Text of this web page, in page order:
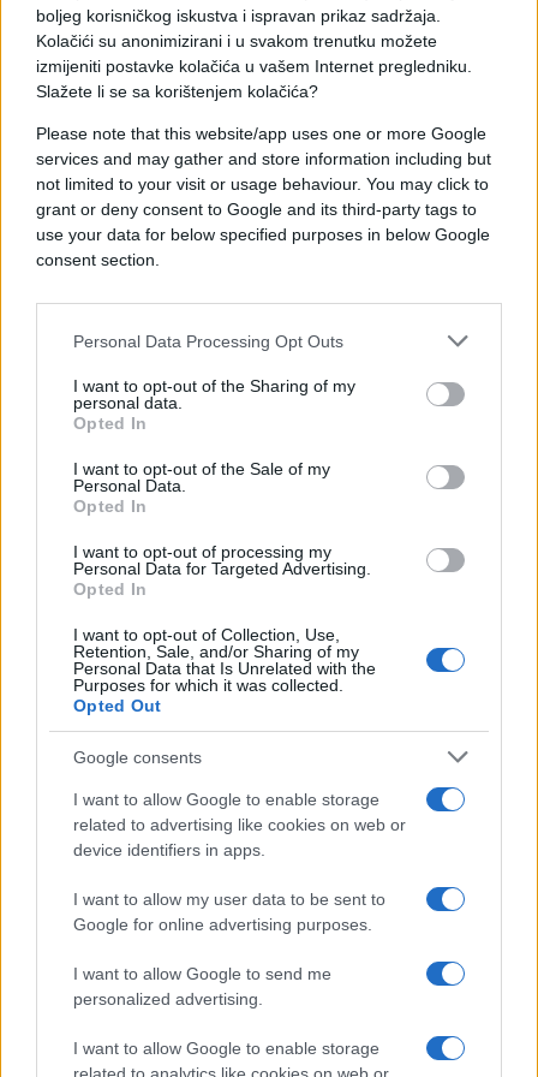
boljeg korisničkog iskustva i ispravan prikaz sadržaja.
Kolačići su anonimizirani i u svakom trenutku možete
izmijeniti postavke kolačića u vašem Internet pregledniku.
Slažete li se sa korištenjem kolačića?
Please note that this website/app uses one or more Google
services and may gather and store information including but
not limited to your visit or usage behaviour. You may click to
grant or deny consent to Google and its third-party tags to
use your data for below specified purposes in below Google
consent section.
Personal Data Processing Opt Outs
I want to opt-out of the Sharing of my
personal data.
Opted In
I want to opt-out of the Sale of my
Personal Data.
Opted In
I want to opt-out of processing my
Personal Data for Targeted Advertising.
Opted In
I want to opt-out of Collection, Use,
Retention, Sale, and/or Sharing of my
Personal Data that Is Unrelated with the
Purposes for which it was collected.
Opted Out
Google consents
I want to allow Google to enable storage
related to advertising like cookies on web or
device identifiers in apps.
I want to allow my user data to be sent to
Google for online advertising purposes.
I want to allow Google to send me
personalized advertising.
I want to allow Google to enable storage
podržavaju".
Pohvale Borjani Krišto i kritike
zbog "Plana rasta"
Za razliku od svojih prethodnika Valentina Inzka i
Christiana Schwarz-Schillinga, Schmidt ističe da
nije smijenio nijednog izabranog zvaničnika, jer
smatra da 30 godina nakon Daytona to nije pravo
Kao pozitivan primjer naveo je predsjedavajuću
Vijeća ministara BiH Borjanu Krišto, koja, kako kaže,
čini sve da osigura sredstva iz evropskog Plana
rasta, dok SNSD te procese opstruira.
"Kada bi političari u mojoj zemlji propustili priliku za
milione eura, morali bi za to odgovarati. Gdje su u
BiH ona neugodna, kritička pitanja upućena
političarima?" upitao je visoki predstavnik.
Južna interkonekcija i spas
BHRT-a
Schmidt je pružio snažnu podršku projektu Južne
plinske interkonekcije, naglašavajući da
snabdijevanje energijom u BiH ne smije zavisiti o
ruskom Gazpromu. Apelovao je na Evropsku uniju
da podrži ovaj projekat, uprkos ograničenjima iz tzv.
"Zelenog plana" (Green Deal), jer BiH treba sigurnu
Kada je u pitanju sudbina Javnog RTV servisa